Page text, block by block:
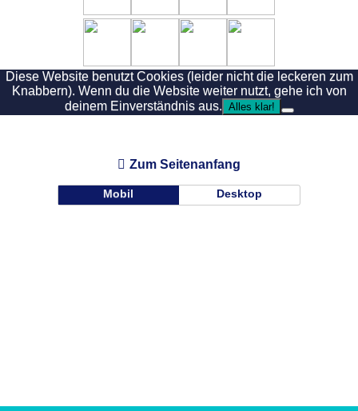
Diese Website benutzt Cookies (leider nicht die leckeren zum
Knabbern). Wenn du die Website weiter nutzt, gehe ich von
deinem Einverständnis aus. Alles klar!
Zum Seitenanfang
Mobil Desktop